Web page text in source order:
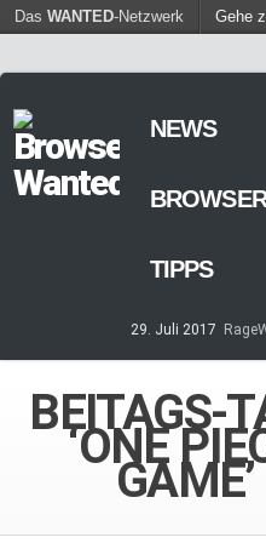
Das WANTED-Netzwerk Gehe
NEWS
TIPPS
29. Juli 2017
Games – so geht’s
7. März 2017
am Browser –
zeitweilig
TOMORROW –
BEITAGS-
‘ONE
GAME’
Find out